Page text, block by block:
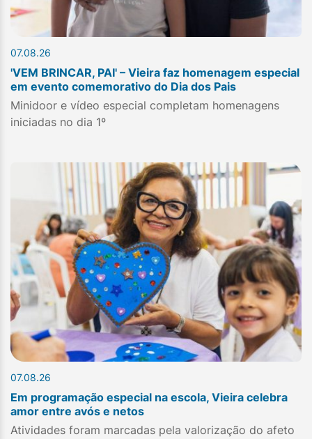
07.08.26
'VEM BRINCAR, PAI' – Vieira faz homenagem especial
em evento comemorativo do Dia dos Pais
Minidoor e vídeo especial completam homenagens
iniciadas no dia 1º
07.08.26
Em programação especial na escola, Vieira celebra
amor entre avós e netos
Atividades foram marcadas pela valorização do afeto